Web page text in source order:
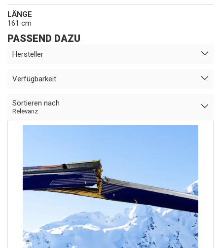
LÄNGE
161 cm
PASSEND DAZU
Hersteller
Verfügbarkeit
Sortieren nach
Relevanz